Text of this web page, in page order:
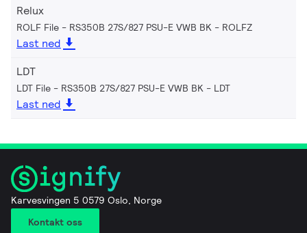
Relux
ROLF File - RS350B 27S/827 PSU-E VWB BK ROLFZ
Last ned
LDT
LDT File - RS350B 27S/827 PSU-E VWB BK LDT
Last ned
Karvesvingen 5 0579 Oslo, Norge
Kontakt oss